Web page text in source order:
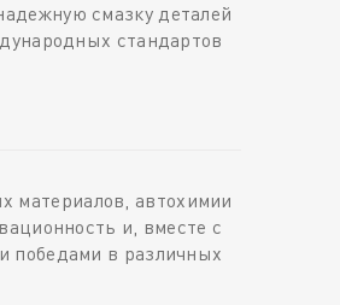
смазку деталей
стандартов
материалов, автохимии
и, вместе с
победами в различных